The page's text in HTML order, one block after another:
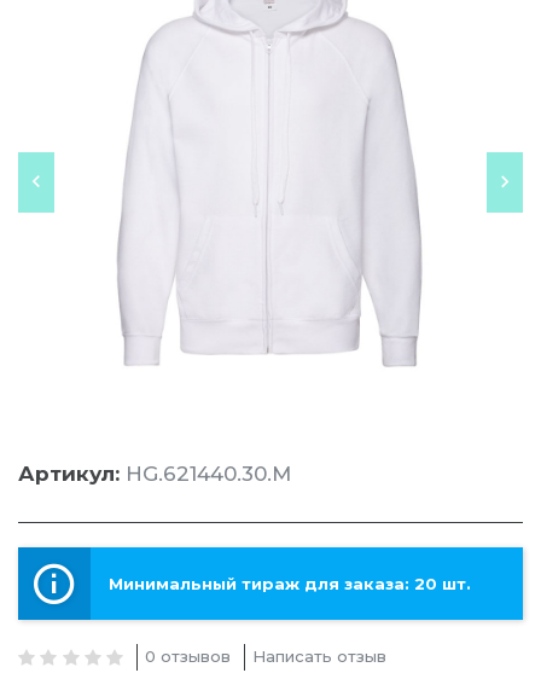
Артикул: HG.621440.30.M
Минимальный тираж для заказа: 20 шт.
0 отзывов Написать отзыв